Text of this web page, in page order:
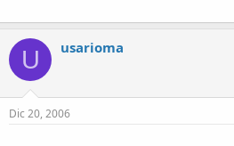
U usarioma
Dic 20, 2006